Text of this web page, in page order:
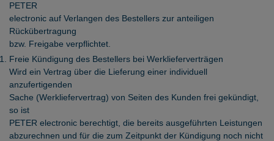
PETER
electronic auf Verlangen des Bestellers zur anteiligen
Rückübertragung
bzw. Freigabe verpflichtet.
Freie Kündigung des Bestellers bei Werklieferverträgen
Wird ein Vertrag über die Lieferung einer individuell
anzufertigenden
Sache (Werkliefervertrag) von Seiten des Kunden frei gekündigt,
so ist
PETER electronic berechtigt, die bereits ausgeführten Leistungen
abzurechnen und für die zum Zeitpunkt der Kündigung noch nicht